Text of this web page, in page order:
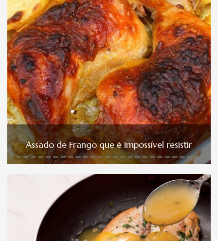
Assado de Frango que é impossível resistir